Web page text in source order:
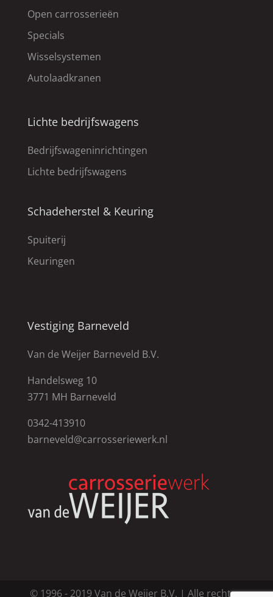
Open carrosserieën
Specials
Wisselsystemen
Autolaadkranen
Lichte bedrijfswagens
Bedrijfswageninrichtingen
Lichte bedrijfswagens
Schadeherstel & Keuring
Spuiterij
Keuringen
Vestiging Barneveld
Van de Weijer Barneveld B.V.
Handelsweg 10
3771 MH Barneveld
0342-413910
barneveld@carrosseriewerk.nl
© 1996 - 2019 Van de Weijer B.V. | Alle rechten